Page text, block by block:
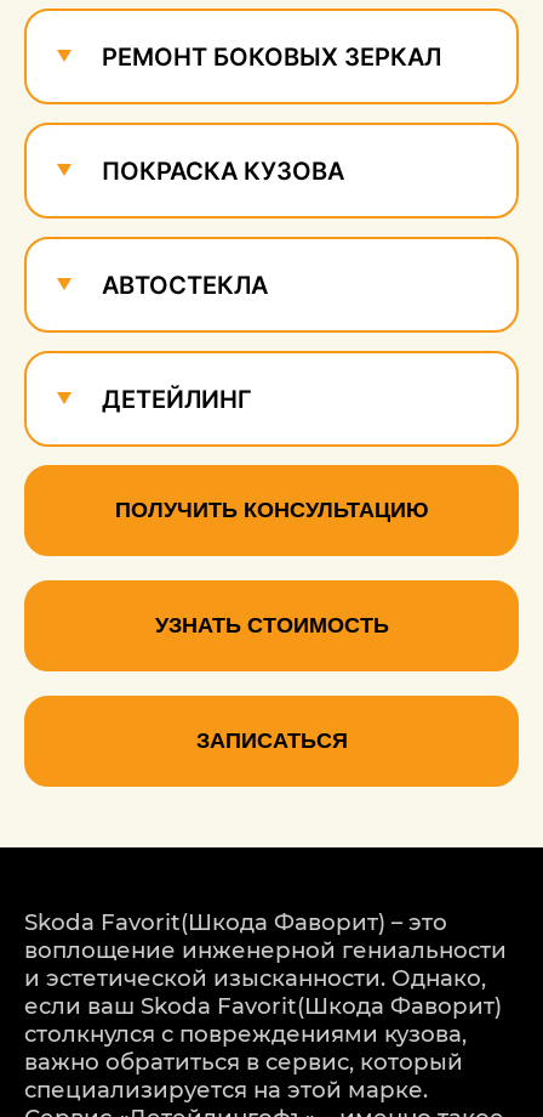
РЕМОНТ БОКОВЫХ ЗЕРКАЛ
ПОКРАСКА КУЗОВА
АВТОСТЕКЛА
ДЕТЕЙЛИНГ
ПОЛУЧИТЬ КОНСУЛЬТАЦИЮ
УЗНАТЬ СТОИМОСТЬ
ЗАПИСАТЬСЯ
Skoda Favorit(Шкода Фаворит) – это
воплощение инженерной гениальности
и эстетической изысканности. Однако,
если ваш Skoda Favorit(Шкода Фаворит)
столкнулся с повреждениями кузова,
важно обратиться в сервис, который
специализируется на этой марке.